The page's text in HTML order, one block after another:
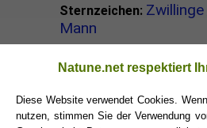
Sternzeichen: Zwillinge
Mann
Zwillinge Promis
Zwillinge Sternzeichen
Natune.net respektiert
Diese Website verwendet Cookies.
nutzen, stimmen Sie der Verwendung